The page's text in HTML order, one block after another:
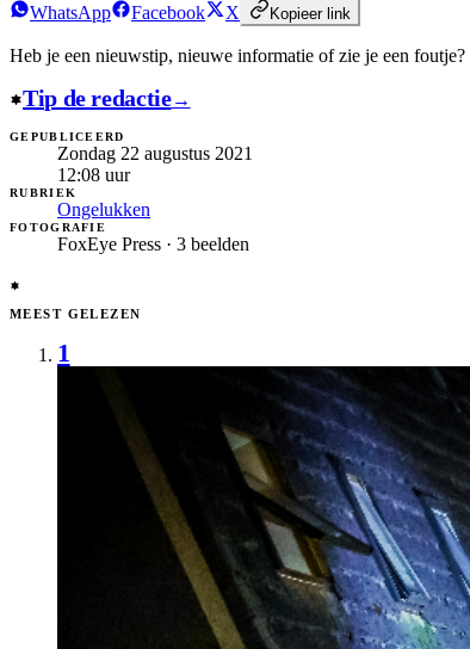
WhatsApp Facebook X Kopieer link
Heb je een nieuwstip, nieuwe informatie of zie je een foutje?
Tip de redactie→
GEPUBLICEERD
Zondag 22 augustus 2021
12:08 uur
RUBRIEK
Ongelukken
FOTOGRAFIE
FoxEye Press · 3 beelden
MEEST GELEZEN
1